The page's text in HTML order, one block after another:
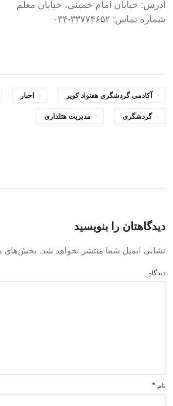
آدرس: خیابان امام خمینی، خیابان معلم
شماره تماس: ۳۳۷۷۴۶۵۲-۰۳۴
آکادمی گردشگری هفتواد کویر اخبار
گردشگری مدیریت هتلداری
دیدگاهتان را بنویسید
نشانی ایمیل شما منتشر نخواهد شد. بخش‌های
دیدگاه
نام *